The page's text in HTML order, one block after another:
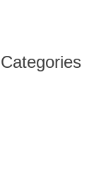
Categories